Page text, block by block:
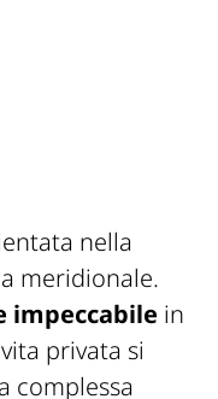
nella
meridionale.
impeccabile in
privata si
complessa